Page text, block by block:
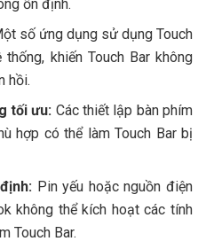
ổn định.
số ứng dụng sử dụng Touch
khiến Touch Bar không
hồi.
tối ưu: Các thiết lập bàn phím
hợp có thể làm Touch Bar bị
Pin yếu hoặc nguồn điện
không thể kích hoạt các tính
Touch Bar.